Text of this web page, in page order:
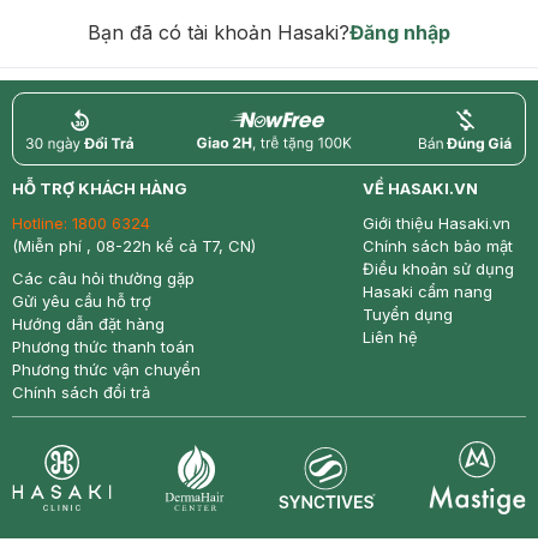
Bạn đã có tài khoản Hasaki?Đăng nhập
return nowfree price
HỖ TRỢ KHÁCH HÀNG
Hotline: 1800 6324
(Miễn phí , 08-22h kể cả T7, CN)
Các câu hỏi thường gặp
Gửi yêu cầu hỗ trợ
Hướng dẫn đặt hàng
Phương thức thanh toán
Phương thức vận chuyển
Chính sách đổi trả
VỀ HASAKI.VN
Giới thiệu Hasaki.vn
Chính sách bảo mật
Điều khoản sử dụng
Hasaki cẩm nang
Tuyển dụng
Liên hệ